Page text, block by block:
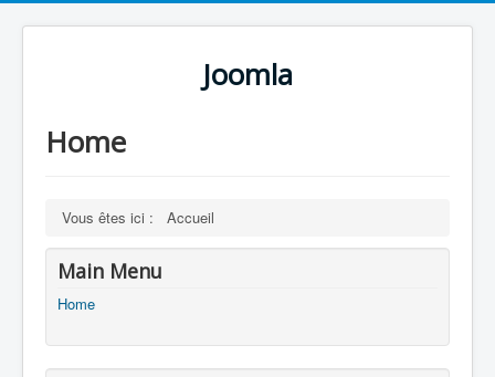
Joomla
Home
Vous êtes ici : Accueil
Main Menu
Home